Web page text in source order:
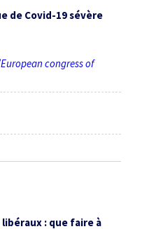
de Covid-19 sévère
congress of
: que faire à